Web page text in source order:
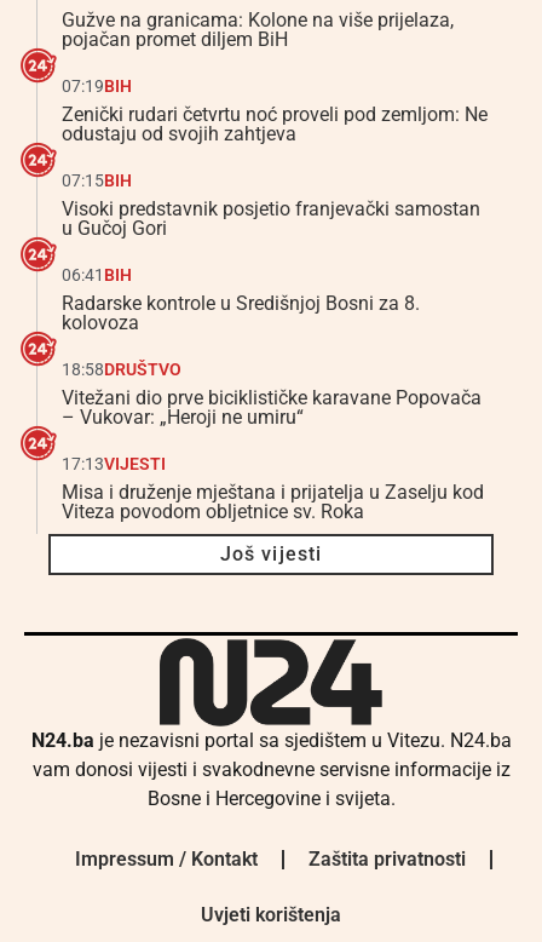
Gužve na granicama: Kolone na više prijelaza,
pojačan promet diljem BiH
07:19BIH
Zenički rudari četvrtu noć proveli pod zemljom: Ne
odustaju od svojih zahtjeva
07:15BIH
Visoki predstavnik posjetio franjevački samostan
u Gučoj Gori
06:41 BIH
Radarske kontrole u Središnjoj Bosni za 8.
kolovoza
18:58DRUŠTVO
Vitežani dio prve biciklističke karavane Popovača
– Vukovar: „Heroji ne umiru“
17:13VIJESTI
Misa i druženje mještana i prijatelja u Zaselju kod
Viteza povodom obljetnice sv. Roka
Još vijesti
N24.ba je nezavisni portal sa sjedištem u Vitezu. N24.ba
vam donosi vijesti i svakodnevne servisne informacije iz
Bosne i Hercegovine i svijeta.
Impressum / Kontakt Zaštita privatnosti
Uvjeti korištenja